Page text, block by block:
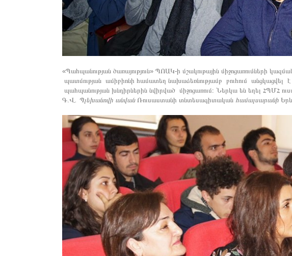
«Պահպանության ծառայություն» ՊՈԱԿ-ի մշակութային միջոցառումների
պատմության ամիբիոնի համատեղ նախաձեռնությամբ բուհում անցկացվել
պահպանության խնդիրներին նվիրված միջոցառում։ Ներկա են եղել ՀՊՄՀ
Գ.Վ
Պլեխանովի անվանՌուսաստանի տնտեսագիտական համալսարանի